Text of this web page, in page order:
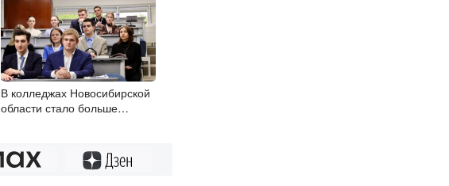
В колледжах Новосибирской
области стало больше